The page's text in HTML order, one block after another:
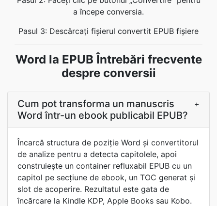
a începe conversia.
Pasul 3: Descărcați fișierul convertit EPUB fișiere
Word la EPUB Întrebări frecvente
despre conversii
Cum pot transforma un manuscris
Word într-un ebook publicabil EPUB?
+
Încarcă structura de poziție Word și convertitorul
de analize pentru a detecta capitolele, apoi
construiește un container refluxabil EPUB cu un
capitol pe secțiune de ebook, un TOC generat și
slot de acoperire. Rezultatul este gata de
încărcare la Kindle KDP, Apple Books sau Kobo.